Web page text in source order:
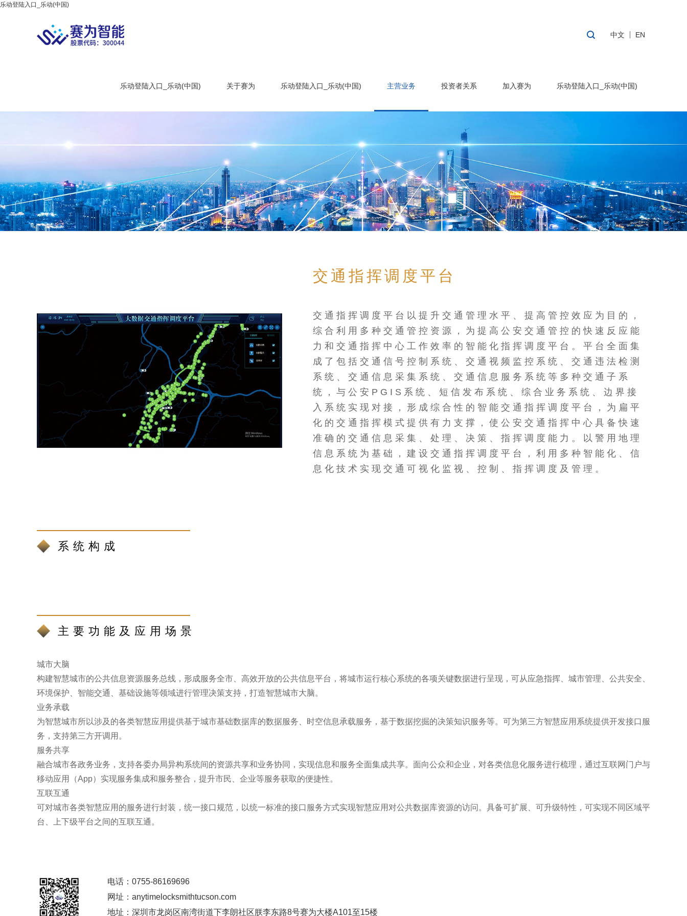
乐动登陆入口_乐动(中国)
中文 EN
乐动登陆入口_乐动(中国) 关于赛为 乐动登陆入口_乐动(中国) 主营业务 投资者关系 加入赛为 乐动登陆入口_乐动(中国)
交通指挥调度平台
交通指挥调度平台以提升交通管理水平、提高管控效应为目的，
综合利用多种交通管控资源，为提高公安交通管控的快速反应能
力和交通指挥中心工作效率的智能化指挥调度平台。平台全面集
成了包括交通信号控制系统、交通视频监控系统、交通违法检测
系统、交通信息采集系统、交通信息服务系统等多种交通子系
统，与公安PGIS系统、短信发布系统、综合业务系统、边界接
入系统实现对接，形成综合性的智能交通指挥调度平台，为扁平
化的交通指挥模式提供有力支撑，使公安交通指挥中心具备快速
准确的交通信息采集、处理、决策、指挥调度能力。以警用地理
信息系统为基础，建设交通指挥调度平台，利用多种智能化、信
息化技术实现交通可视化监视、控制、指挥调度及管理。
系统构成
主要功能及应用场景
城市大脑
构建智慧城市的公共信息资源服务总线，形成服务全市、高效开放的公共信息平台，将城市运行核心系统的各项关键数据进行呈现，可从应急指挥、城市管理、公共安全、
环境保护、智能交通、基础设施等领域进行管理决策支持，打造智慧城市大脑。
业务承载
为智慧城市所以涉及的各类智慧应用提供基于城市基础数据库的数据服务、时空信息承载服务，基于数据挖掘的决策知识服务等。可为第三方智慧应用系统提供开发接口服
务，支持第三方开调用。
服务共享
融合城市各政务业务，支持各委办局异构系统间的资源共享和业务协同，实现信息和服务全面集成共享。面向公众和企业，对各类信息化服务进行梳理，通过互联网门户与
移动应用（App）实现服务集成和服务整合，提升市民、企业等服务获取的便捷性。
互联互通
可对城市各类智慧应用的服务进行封装，统一接口规范，以统一标准的接口服务方式实现智慧应用对公共数据库资源的访问。具备可扩展、可升级特性，可实现不同区域平
台、上下级平台之间的互联互通。
电话：0755-86169696
网址：anytimelocksmithtucson.com
地址：深圳市龙岗区南湾街道下李朗社区朕李东路8号赛为大楼A101至15楼